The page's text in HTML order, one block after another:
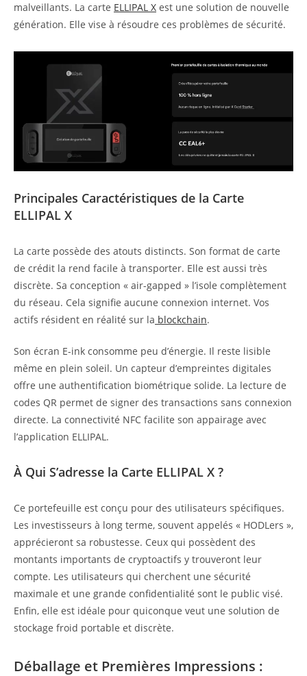
malveillants. La carte ELLIPAL X est une solution de nouvelle
génération. Elle vise à résoudre ces problèmes de sécurité.
Principales Caractéristiques de la Carte
ELLIPAL X
La carte possède des atouts distincts. Son format de carte
de crédit la rend facile à transporter. Elle est aussi très
discrète. Sa conception « air-gapped » l’isole complètement
du réseau. Cela signifie aucune connexion internet. Vos
actifs résident en réalité sur la blockchain.
Son écran E-ink consomme peu d’énergie. Il reste lisible
même en plein soleil. Un capteur d’empreintes digitales
offre une authentification biométrique solide. La lecture de
codes QR permet de signer des transactions sans connexion
directe. La connectivité NFC facilite son appairage avec
l’application ELLIPAL.
À Qui S’adresse la Carte ELLIPAL X ?
Ce portefeuille est conçu pour des utilisateurs spécifiques.
Les investisseurs à long terme, souvent appelés « HODLers »,
apprécieront sa robustesse. Ceux qui possèdent des
montants importants de cryptoactifs y trouveront leur
compte. Les utilisateurs qui cherchent une sécurité
maximale et une grande confidentialité sont le public visé.
Enfin, elle est idéale pour quiconque veut une solution de
stockage froid portable et discrète.
Déballage et Premières Impressions :